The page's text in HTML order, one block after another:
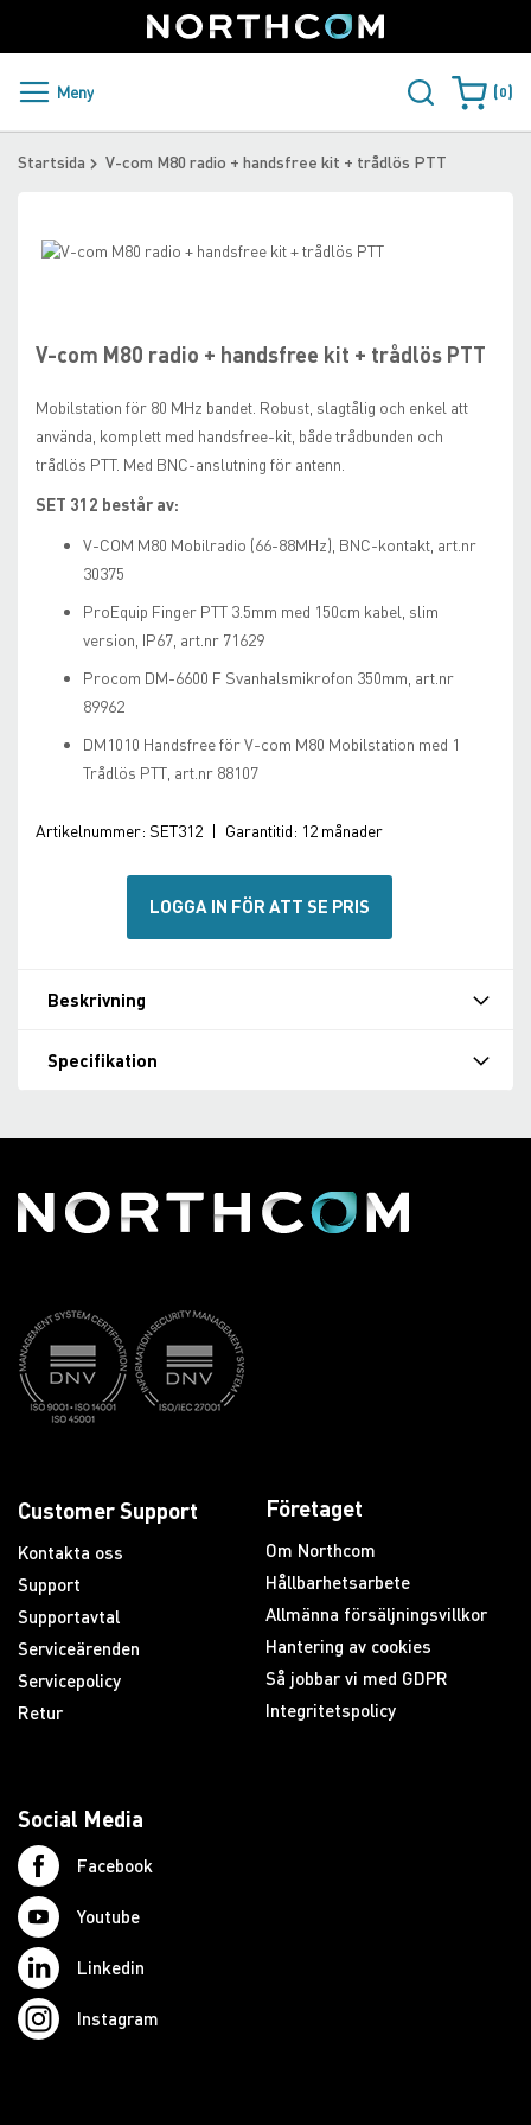
to
Content
Sweden
PRODUKTER OCH LÖSNINGAR
ÅTERFÖRSÄLJARE
Meny Varukorgen
0
Startsida V-com M80 radio + handsfree kit + trådlös PTT
V-com M80 radio + handsfree kit + trådlös PTT
Mobilstation för 80 MHz bandet. Robust, slagtålig och enkel att
använda, komplett med handsfree-kit, både trådbunden och
trådlös PTT. Med BNC-anslutning för antenn.
SET 312 består av:
V-COM M80 Mobilradio (66-88MHz), BNC-kontakt, art.nr
30375
ProEquip Finger PTT 3.5mm med 150cm kabel, slim
version, IP67, art.nr 71629
Procom DM-6600 F Svanhalsmikrofon 350mm, art.nr
89962
DM1010 Handsfree för V-com M80 Mobilstation med 1
Trådlös PTT, art.nr 88107
Artikelnummer: SET312 | Garantitid: 12 månader
LOGGA IN FÖR ATT SE PRIS
Skip
of
the
gallery
beginning
of
images
gallery
Beskrivning
Specifikation
Customer Support
Kontakta oss
Support
Supportavtal
Serviceärenden
Servicepolicy
Retur
Företaget
Om Northcom
Hållbarhetsarbete
Allmänna försäljningsvillkor
Hantering av cookies
Så jobbar vi med GDPR
Integritetspolicy
Social Media
Facebook
Youtube
Linkedin
Instagram